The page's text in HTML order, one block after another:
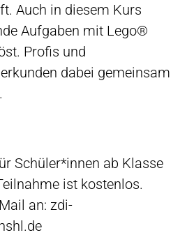
Auch in diesem Kurs
Aufgaben mit Lego®
Profis und
dabei gemeinsam
Schüler*innen ab Klasse
ist kostenlos.
an: zdi-